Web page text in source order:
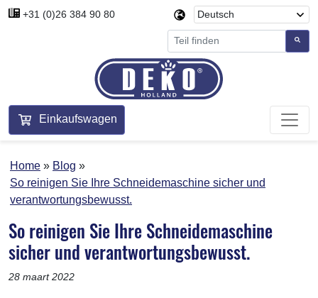
+31 (0)26 384 90 80
Einkaufswagen
Home
Blog
So reinigen Sie Ihre Schneidemaschine sicher und
verantwortungsbewusst.
So reinigen Sie Ihre Schneidemaschine
sicher und verantwortungsbewusst.
28 maart 2022